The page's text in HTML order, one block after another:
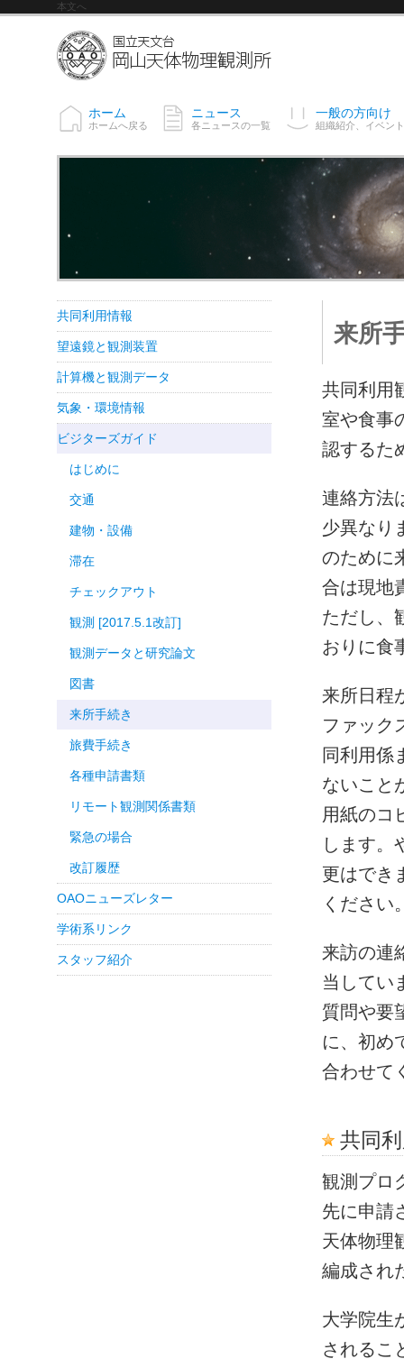
本文へ
ホーム
ホームへ戻る
ニュース
各ニュースの一覧
一般の方向け
組織紹介、イベン
来所
共同利用
室や食事
認するた
連絡方法
少異なり
のために
合は現地
ただし、
おりに食
来所日程
ファック
同利用係
ないこと
用紙のコ
します。
更はでき
ください
来訪の連
当してい
質問や要
に、初め
合わせて
共同
観測プロ
先に申請
天体物理
編成され
大学院生
されるこ
共同利用情報
望遠鏡と観測装置
計算機と観測データ
気象・環境情報
ビジターズガイド
はじめに
交通
建物・設備
滞在
チェックアウト
観測 [2017.5.1改訂]
観測データと研究論文
図書
来所手続き
旅費手続き
各種申請書類
リモート観測関係書類
緊急の場合
改訂履歴
OAOニューズレター
学術系リンク
スタッフ紹介